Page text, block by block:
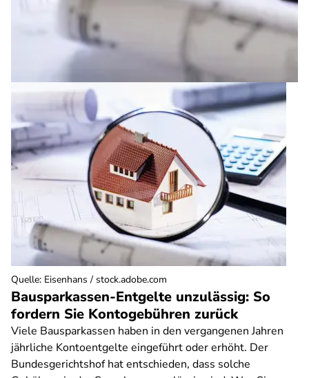
Bausparkassen-Entgelte unzulässig: So
fordern Sie Kontogebühren zurück
Viele Bausparkassen haben in den vergangenen Jahren
jährliche Kontoentgelte eingeführt oder erhöht. Der
Bundesgerichtshof hat entschieden, dass solche
Quelle: Eisenhans / stock.adobe.com